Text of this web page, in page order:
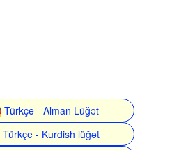
Türkçe - Alman Lüğət
Türkçe - Kurdish lüğət